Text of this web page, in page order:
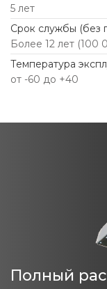
5 лет
Срок службы (без
Более 12 лет (100
Температура
от -60 до +40
Полный